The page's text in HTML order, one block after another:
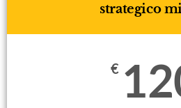
strategico
€